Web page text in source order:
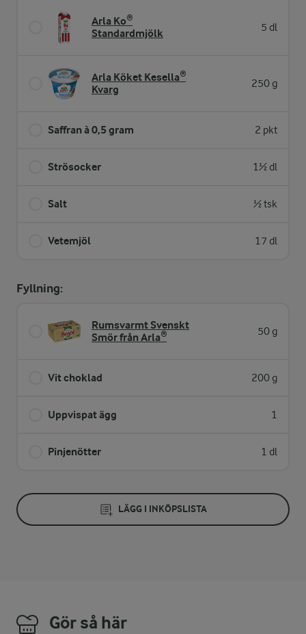
Arla Ko®
Standardmjölk
5 dl
Arla Köket Kesella®
Kvarg
250 g
Saffran à 0,5 gram 2 pkt
Strösocker 1½ dl
Salt ½ tsk
Vetemjöl 17 dl
Fyllning:
Rumsvarmt Svenskt
Smör från Arla®
50 g
Vit choklad 200 g
Uppvispat ägg 1
Pinjenötter 1 dl
LÄGG I INKÖPSLISTA
Gör så här